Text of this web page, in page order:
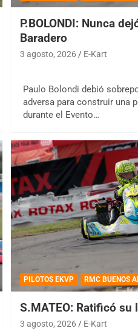
P.BOLONDI: Nunca
Baradero
3 agosto, 2026 E-Kart
Paulo Bolondi debió
adversa para construir una
durante el Evento…
PILOTOS EKVP RMC BUENOS
S.MATEO: Ratificó su
3 agosto, 2026 E-Kart